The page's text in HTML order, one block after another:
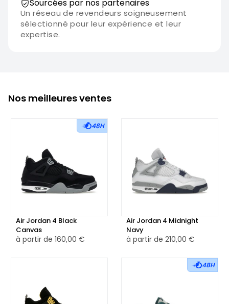
Sourcées par nos partenaires
Un réseau de revendeurs soigneusement
sélectionné pour leur expérience et leur
expertise.
Nos meilleures ventes
48H
Air Jordan 4 Black
Canvas
à partir de 160,00 €
Air Jordan 4 Midnight
Navy
à partir de 210,00 €
48H